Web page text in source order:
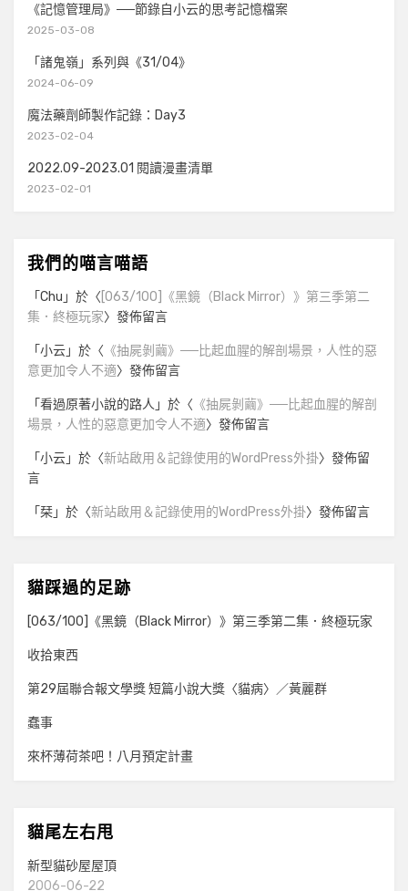
《記憶管理局》──節錄自小云的思考記憶檔案
2025-03-08
「諸鬼嶺」系列與《31/04》
2024-06-09
魔法藥劑師製作記錄：Day3
2023-02-04
2022.09-2023.01 閱讀漫畫清單
2023-02-01
我們的喵言喵語
「Chu 」於〈 [063/100]《黑鏡（Black Mirror）》第三季第二
集．終極玩家〉發佈留言
「小云」於〈 《抽屍剝繭》──比起血腥的解剖場景，人性的惡
意更加令人不適〉發佈留言
「看過原著小說的路人 」於〈 《抽屍剝繭》──比起血腥的解剖
場景，人性的惡意更加令人不適〉發佈留言
「小云」於〈新站啟用＆記錄使用的WordPress外掛〉發佈留
言
「栞」於〈新站啟用＆記錄使用的WordPress外掛〉發佈留言
貓踩過的足跡
[063/100]《黑鏡（Black Mirror）》第三季第二集．終極玩家
收拾東西
第29屆聯合報文學獎 短篇小說大獎〈貓病〉／黃麗群
蠢事
來杯薄荷茶吧！八月預定計畫
貓尾左右甩
新型貓砂屋屋頂
2006-06-22